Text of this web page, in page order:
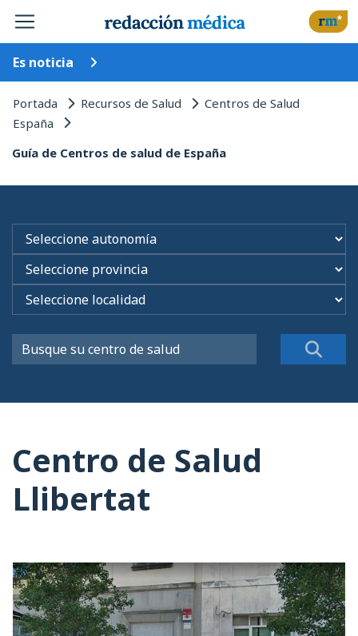
Es noticia
Portada Recursos de Salud Centros de Salud
España
Guía de Centros de salud de España
Centro de Salud
Llibertat